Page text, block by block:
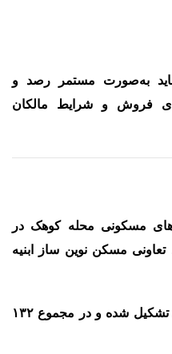
به‌صورت مستمر رصد و
فروش و شرایط مالکان
کوهک در
تعاونی مسکن نوین ساز ابنیه
تشکیل شده و در مجموع ۱۳۲